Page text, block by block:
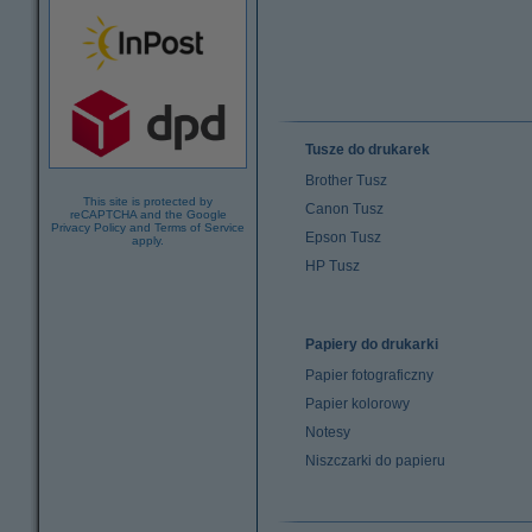
This site is protected by
reCAPTCHA and the Google
Privacy Policy and Terms of Service
apply.
Tusze do drukarek
Brother Tusz
Canon Tusz
Epson Tusz
HP Tusz
Papiery do drukarki
Papier fotograficzny
Papier kolorowy
Notesy
Niszczarki do papieru